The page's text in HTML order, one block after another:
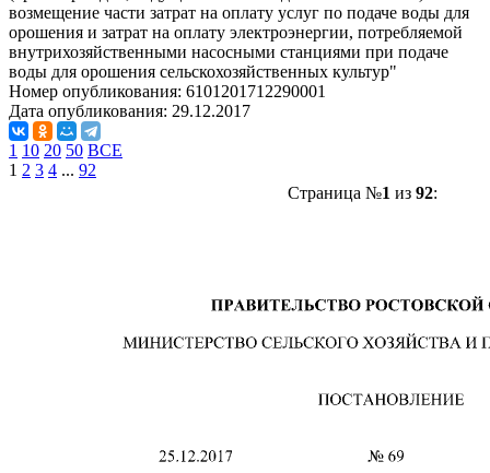
возмещение части затрат на оплату услуг по подаче воды для
орошения и затрат на оплату электроэнергии, потребляемой
внутрихозяйственными насосными станциями при подаче
воды для орошения сельскохозяйственных культур"
Номер опубликования: 6101201712290001
Дата опубликования: 29.12.2017
1 10 20 50 ВСЕ
1 2 3 4 ... 92
Страница №1 из 92: